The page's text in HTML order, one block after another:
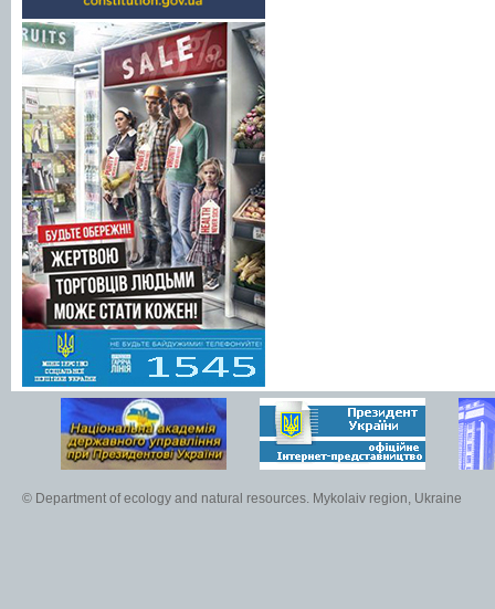
© Department of ecology and natural resources. Mykolaiv region, Ukraine